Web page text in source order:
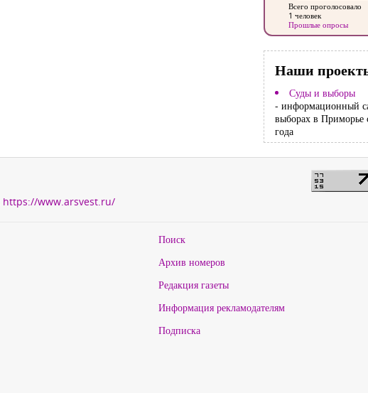
Всего проголосовало
1 человек
Прошлые опросы
Наши
Суды и выборы
- информационный
выборах в Приморье
года
https://www.arsvest.ru/
Поиск
Архив номеров
Редакция газеты
Информация рекламодателям
Подписка